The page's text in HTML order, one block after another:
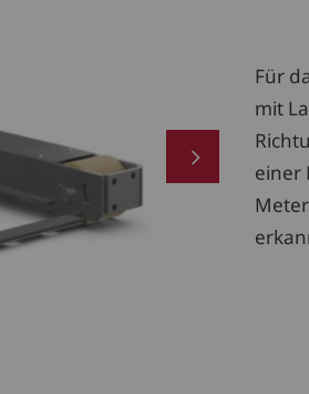
Für
mit
einer